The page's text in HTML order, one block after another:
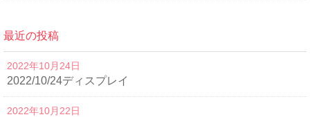
最近の投稿
2022/10/24ディスプレイ
2022年10月24日
2022年10月22日